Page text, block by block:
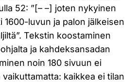
52: ”[– –] joten nykyinen
1600-luvun ja palon jälkeisen
Tekstin koostaminen
ja kahdeksansadan
noin 180 sivuun ei
kaikkea ei tilan